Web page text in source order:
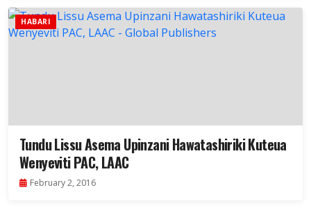
HABARI
Tundu Lissu Asema Upinzani Hawatashiriki Kuteua
Wenyeviti PAC, LAAC
February 2, 2016